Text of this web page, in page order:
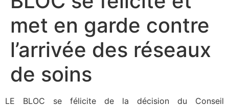
met en garde contre
l’arrivée des réseaux
de soins
LE BLOC se félicite de la décision du Conseil